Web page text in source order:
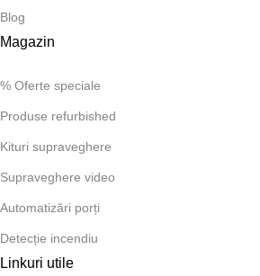
Blog
Magazin
% Oferte speciale
Produse refurbished
Kituri supraveghere
Supraveghere video
Automatizări porți
Detecție incendiu
Linkuri utile